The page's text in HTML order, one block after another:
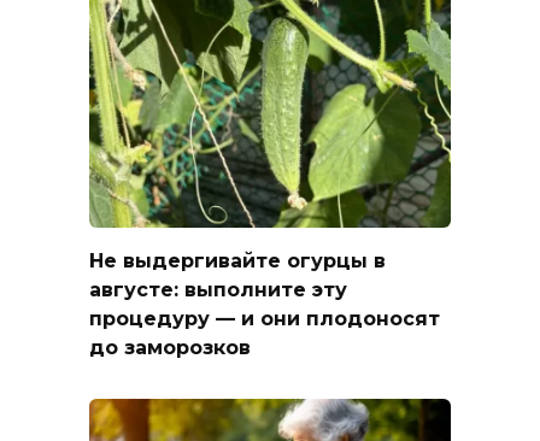
Не выдергивайте огурцы в
августе: выполните эту
процедуру — и они плодоносят
до заморозков